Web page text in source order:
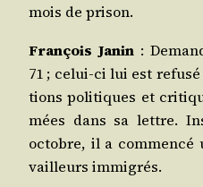
mois de prison.
Fran­çois Janin:
71 ; celui‑ci lui est
tions poli­tiques et
mées dans sa lettre.
octobre, il a com­men­cé
vailleurs immigrés.